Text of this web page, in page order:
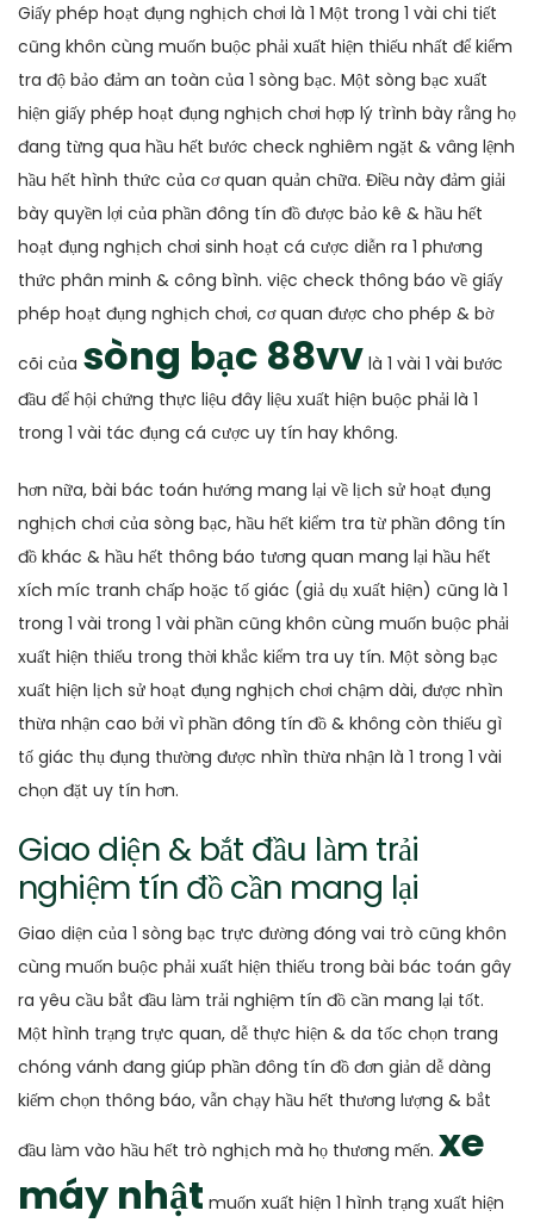
Giấy phép hoạt đụng nghịch chơi là 1 Một trong 1 vài chi tiết
cũng khôn cùng muốn buộc phải xuất hiện thiếu nhất để kiểm
tra độ bảo đảm an toàn của 1 sòng bạc. Một sòng bạc xuất
hiện giấy phép hoạt đụng nghịch chơi hợp lý trình bày rằng họ
đang từng qua hầu hết bước check nghiêm ngặt & vâng lệnh
hầu hết hình thức của cơ quan quản chữa. Điều này đảm giải
bày quyền lợi của phần đông tín đồ được bảo kê & hầu hết
hoạt đụng nghịch chơi sinh hoạt cá cược diễn ra 1 phương
thức phân minh & công bình. việc check thông báo về giấy
phép hoạt đụng nghịch chơi, cơ quan được cho phép & bờ
cõi của sòng bạc 88vv là 1 vài 1 vài bước
đầu để hội chứng thực liệu đây liệu xuất hiện buộc phải là 1
trong 1 vài tác đụng cá cược uy tín hay không.
hơn nữa, bài bác toán hướng mang lại về lịch sử hoạt đụng
nghịch chơi của sòng bạc, hầu hết kiểm tra từ phần đông tín
đồ khác & hầu hết thông báo tương quan mang lại hầu hết
xích míc tranh chấp hoặc tố giác (giả dụ xuất hiện) cũng là 1
trong 1 vài trong 1 vài phần cũng khôn cùng muốn buộc phải
xuất hiện thiếu trong thời khắc kiểm tra uy tín. Một sòng bạc
xuất hiện lịch sử hoạt đụng nghịch chơi chậm dài, được nhìn
thừa nhận cao bởi vì phần đông tín đồ & không còn thiếu gì
tố giác thụ đụng thường được nhìn thừa nhận là 1 trong 1 vài
chọn đặt uy tín hơn.
Giao diện & bắt đầu làm trải
nghiệm tín đồ cần mang lại
Giao diện của 1 sòng bạc trực đường đóng vai trò cũng khôn
cùng muốn buộc phải xuất hiện thiếu trong bài bác toán gây
ra yêu cầu bắt đầu làm trải nghiệm tín đồ cần mang lại tốt.
Một hình trạng trực quan, dễ thực hiện & da tốc chọn trang
chóng vánh đang giúp phần đông tín đồ đơn giản dễ dàng
kiếm chọn thông báo, vẫn chạy hầu hết thương lượng & bắt
đầu làm vào hầu hết trò nghịch mà họ thương mến. xe
máy nhật muốn xuất hiện 1 hình trạng xuất hiện